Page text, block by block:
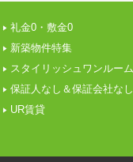
礼金0・敷金0
新築物件特集
スタイリッシュワンルーム
保証人なし＆保証会社なし
UR賃貸